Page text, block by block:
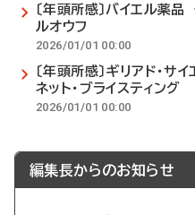
〔年頭所感〕バイエル薬
ルオウフ
2026/01/01 00:00
〔年頭所感〕ギリアド・
ネット・ブライスティング
2026/01/01 00:00
編集長からのお知らせ